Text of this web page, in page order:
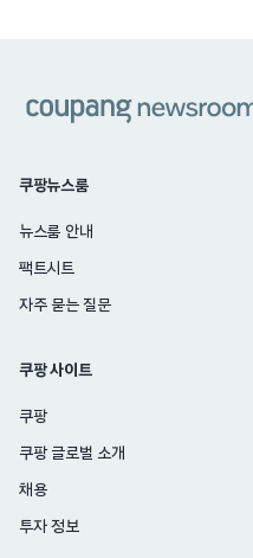
쿠팡뉴스룸
뉴스룸 안내
팩트시트
자주 묻는 질문
쿠팡 사이트
쿠팡
쿠팡 글로벌 소개
채용
투자 정보